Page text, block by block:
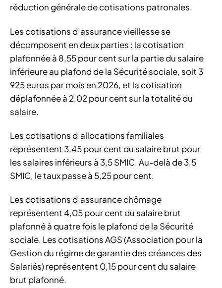
réduction générale de cotisations patronales.
Les cotisations d’assurance vieillesse se
décomposent en deux parties : la cotisation
plafonnée à 8,55 pour cent sur la partie du salaire
inférieure au plafond de la Sécurité sociale, soit 3
925 euros par mois en 2026, et la cotisation
déplafonnée à 2,02 pour cent sur la totalité du
salaire.
Les cotisations d’allocations familiales
représentent 3,45 pour cent du salaire brut pour
les salaires inférieurs à 3,5 SMIC. Au-delà de 3,5
SMIC, le taux passe à 5,25 pour cent.
Les cotisations d’assurance chômage
représentent 4,05 pour cent du salaire brut
plafonné à quatre fois le plafond de la Sécurité
sociale. Les cotisations AGS (Association pour la
Gestion du régime de garantie des créances des
Salariés) représentent 0,15 pour cent du salaire
brut plafonné.